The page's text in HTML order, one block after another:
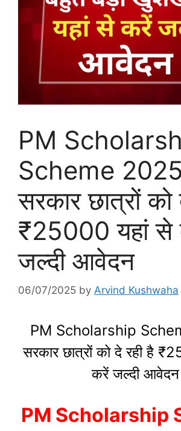
PM
Scheme
सरकार छात्रों को
₹25000 यहां से
जल्दी आवेदन
06/07/2025 by Arvind Kushwaha
PM Scholarship
सरकार छात्रों को दे रही है
करें जल्दी आवेदन
PM Scholarship